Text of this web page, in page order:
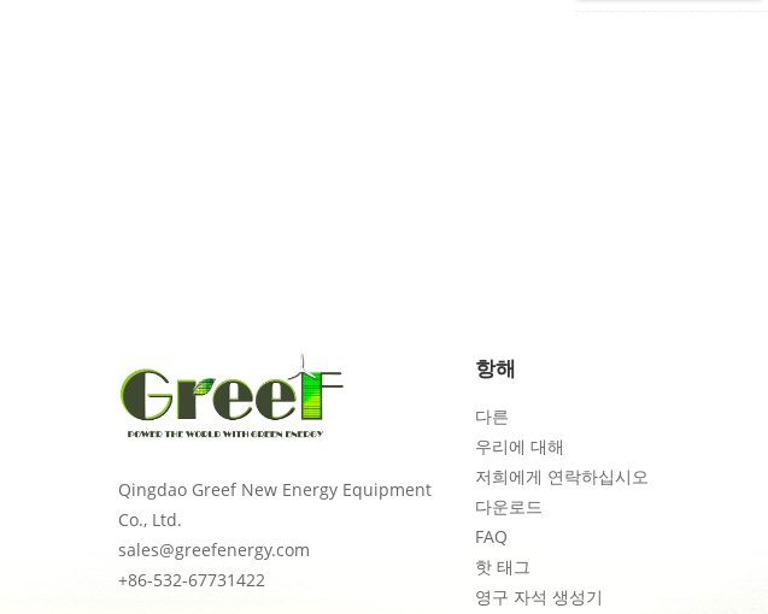
Qingdao Greef New Energy Equipment
Co., Ltd.
sales@greefenergy.com
+86-532-67731422
항해
다른
우리에 대해
저희에게 연락하십시오
다운로드
FAQ
핫 태그
영구 자석 생성기